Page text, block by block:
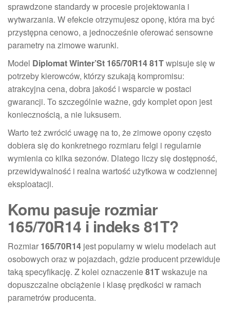
sprawdzone standardy w procesie projektowania i
wytwarzania. W efekcie otrzymujesz oponę, która ma być
przystępna cenowo, a jednocześnie oferować sensowne
parametry na zimowe warunki.
Model Diplomat Winter’St 165/70R14 81Twpisuje się w
potrzeby kierowców, którzy szukają kompromisu:
atrakcyjna cena, dobra jakość i wsparcie w postaci
gwarancji. To szczególnie ważne, gdy komplet opon jest
koniecznością, a nie luksusem.
Warto też zwrócić uwagę na to, że zimowe opony często
dobiera się do konkretnego rozmiaru felgi i regularnie
wymienia co kilka sezonów. Dlatego liczy się dostępność,
przewidywalność i realna wartość użytkowa w codziennej
eksploatacji.
Komu pasuje rozmiar
165/70R14 i indeks 81T?
Rozmiar 165/70R14 jest popularny w wielu modelach aut
osobowych oraz w pojazdach, gdzie producent przewiduje
taką specyfikację. Z kolei oznaczenie81Twskazuje na
dopuszczalne obciążenie i klasę prędkości w ramach
parametrów producenta.